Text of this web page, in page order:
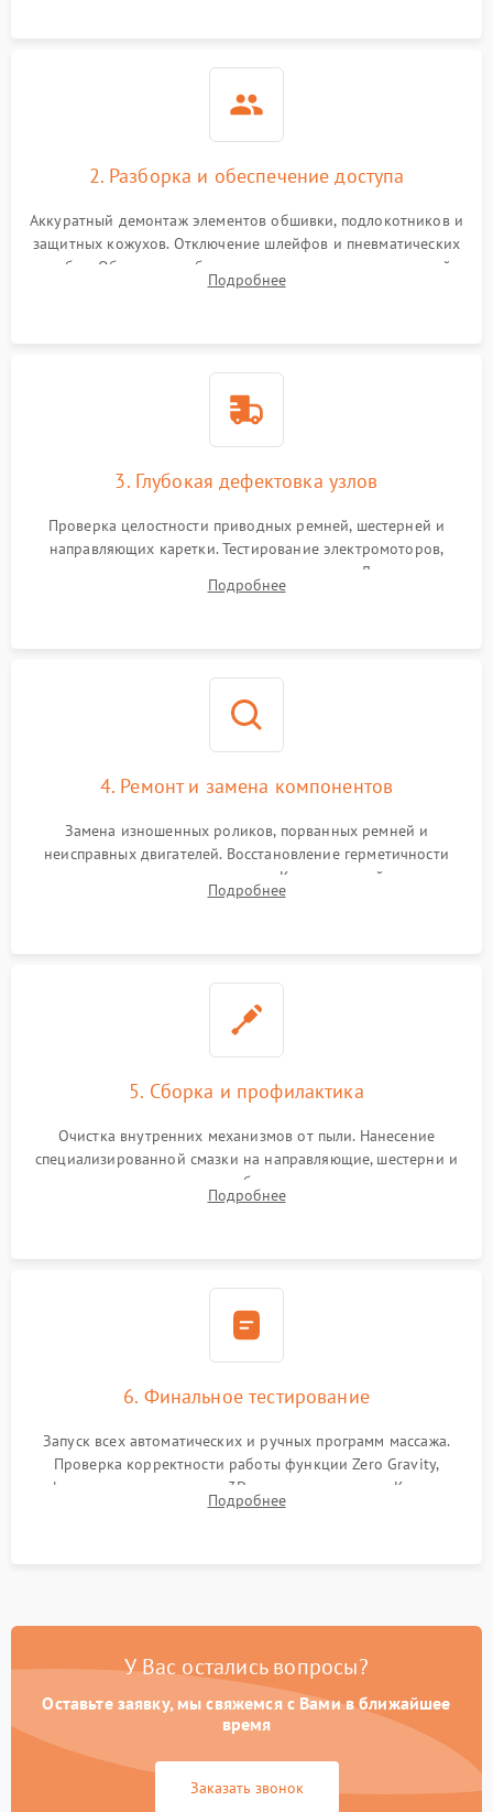
1500 ₽
Поломка системы защиты
от перенапряжения
1500 ₽ Подробнее →
Поломка системы защиты
от замыкания
1500 ₽ Подробнее →
2. Разборка и обеспечение доступа
Аккуратный демонтаж элементов обшивки, подлокотников и
защитных кожухов. Отключение шлейфов и пневматических
трубок. Обеспечение безопасного доступа к материнской
плате, блоку питания, моторам и каретке массажного
Подробнее
3. Глубокая дефектовка узлов
Проверка целостности приводных ремней, шестерней и
направляющих каретки. Тестирование электромоторов,
электромагнитных клапанов и компрессора. Диагностика
материнской платы, датчиков положения и целостности
Подробнее
4. Ремонт и замена компонентов
Замена изношенных роликов, порванных ремней и
неисправных двигателей. Восстановление герметичности
воздушных подушек и шлангов. Компонентный ремонт
электронных плат, пайка контактов и замена сгоревших
Подробнее
5. Сборка и профилактика
Очистка внутренних механизмов от пыли. Нанесение
специализированной смазки на направляющие, шестерни и
шарниры для плавного и бесшумного хода каретки.
Подключение всех шлейфов, сборка каркаса и аккуратная
Подробнее
6. Финальное тестирование
Запуск всех автоматических и ручных программ массажа.
Проверка корректности работы функции Zero Gravity,
инфракрасного прогрева и 3D-сканирования тела. Контроль
силы давления компрессора и отсутствия скрипов при
Подробнее
У Вас остались вопросы?
Оставьте заявку, мы свяжемся с Вами в ближайшее
время
Заказать звонок